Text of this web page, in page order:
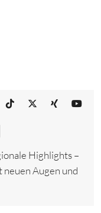
Highlights –
neuen Augen und